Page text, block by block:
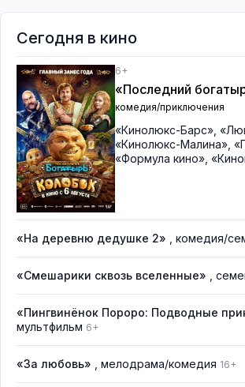
Сегодня в кино
6+
«Последний
комедия/приключения
«Кинолюкс-Барс»
«Кинолюкс-Малина»
«Формула кино»
«На деревню дедушке 2» , комедия/
«Смешарики сквозь вселенные» ,
«Пингвинёнок Пороро: Подводные
мультфильм 6+
«За любовь» , мелодрама/комедия 16+